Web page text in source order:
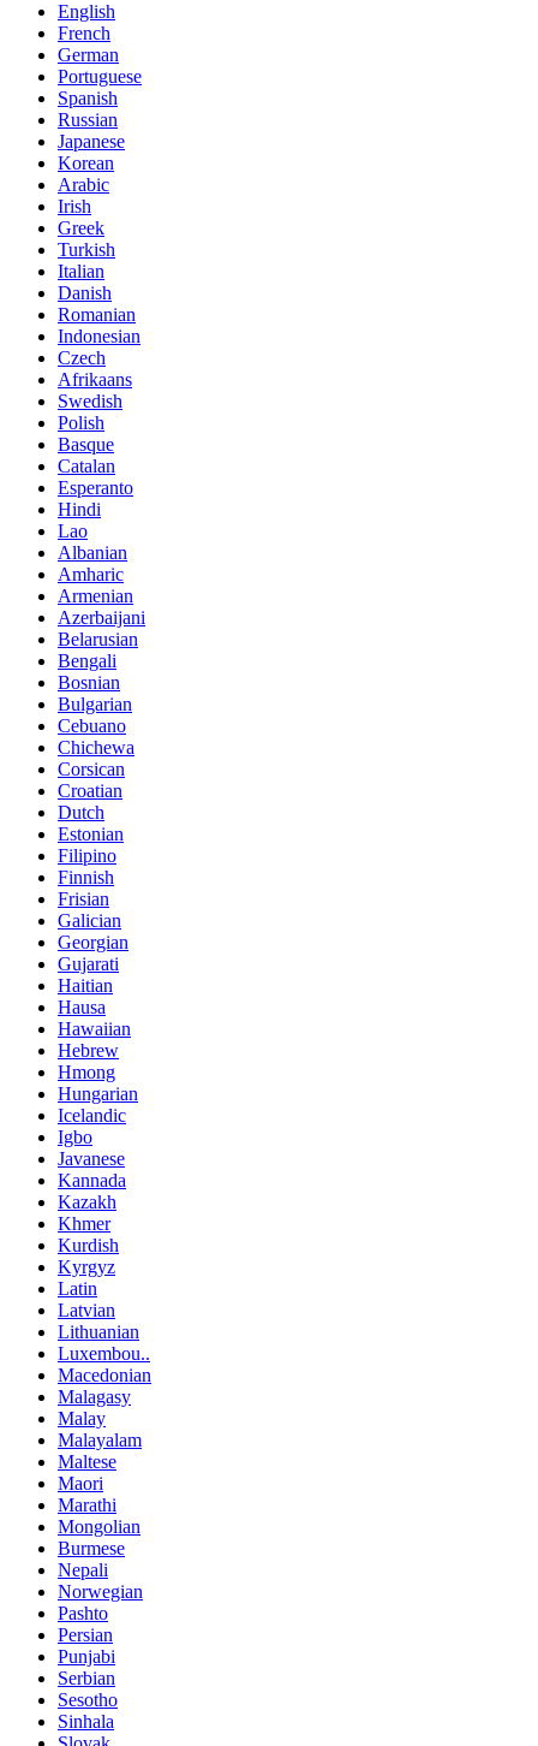
English
French
German
Portuguese
Spanish
Russian
Japanese
Korean
Arabic
Irish
Greek
Turkish
Italian
Danish
Romanian
Indonesian
Czech
Afrikaans
Swedish
Polish
Basque
Catalan
Esperanto
Hindi
Lao
Albanian
Amharic
Armenian
Azerbaijani
Belarusian
Bengali
Bosnian
Bulgarian
Cebuano
Chichewa
Corsican
Croatian
Dutch
Estonian
Filipino
Finnish
Frisian
Galician
Georgian
Gujarati
Haitian
Hausa
Hawaiian
Hebrew
Hmong
Hungarian
Icelandic
Igbo
Javanese
Kannada
Kazakh
Khmer
Kurdish
Kyrgyz
Latin
Latvian
Lithuanian
Luxembou..
Macedonian
Malagasy
Malay
Malayalam
Maltese
Maori
Marathi
Mongolian
Burmese
Nepali
Norwegian
Pashto
Persian
Punjabi
Serbian
Sesotho
Sinhala